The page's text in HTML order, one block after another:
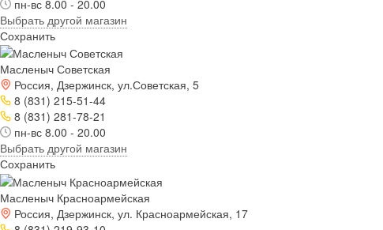
пн-вс 8.00 - 20.00
Выбрать другой магазин
Сохранить
Масленыч Советская
Россия, Дзержинск, ул.Советская, 5
8 (831) 215-51-44
8 (831) 281-78-21
пн-вс 8.00 - 20.00
Выбрать другой магазин
Сохранить
Масленыч Красноармейская
Россия, Дзержинск, ул. Красноармейская, 17